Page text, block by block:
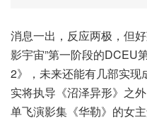
消息一出，反应两极，但
影宇宙”第一阶段的DCEU
2》，未来还能有几部实现
实将执导《沼泽异形》之
单飞演影集《华勒》的女